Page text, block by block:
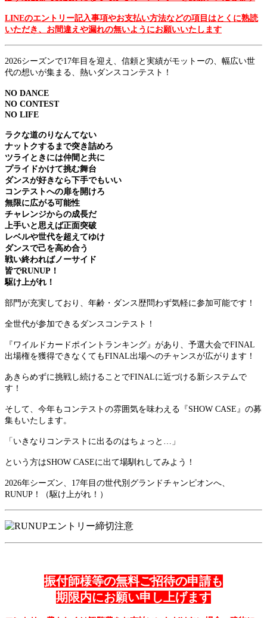
LINEのエントリー記入事項やお支払い方法などの項目はとくに熟読
いただき、お間違えや漏れの無いようにお願いいたします
2026シーズンで17年目を迎え、信頼と実績がモットーの、幅広い世
代の想いが集まる、熱いダンスコンテスト！
NO DANCE
NO CONTEST
NO LIFE
ラクな道のりなんてない
ナットクするまで突き詰めろ
ツライときには仲間と共に
プライドかけて挑む舞台
ダンスが好きなら下手でもいい
コンテストへの扉を開けろ
無限に広がる可能性
チャレンジからの成長だ
上手いと思えば正面突破
レベルや世代を超えてゆけ
ダンスで己を高め合う
戦い終わればノーサイド
皆でRUNUP！
駆け上がれ！
部門が充実しており、年齢・ダンス歴問わず気軽に参加可能です！
全世代が参加できるダンスコンテスト！
『ワイルドカードポイントランキング』があり、 予選大会でFINAL
出場権を獲得できなくてもFINAL出場へのチャンスが広がります！
あきらめずに挑戦し続けることでFINALに近づける新システムで
す！
そして、今年もコンテストの雰囲気を味わえる『SHOW CASE』の募
集もいたします。
「いきなりコンテストに出るのはちょっと…」
という方はSHOW CASEに出て場馴れしてみよう！
2026年シーズン、17年目の世代別グランドチャンピオンへ、
RUNUP！（駆け上がれ！）
振付師様等の無料ご招待の申請も
期限内にお願い申し上げます